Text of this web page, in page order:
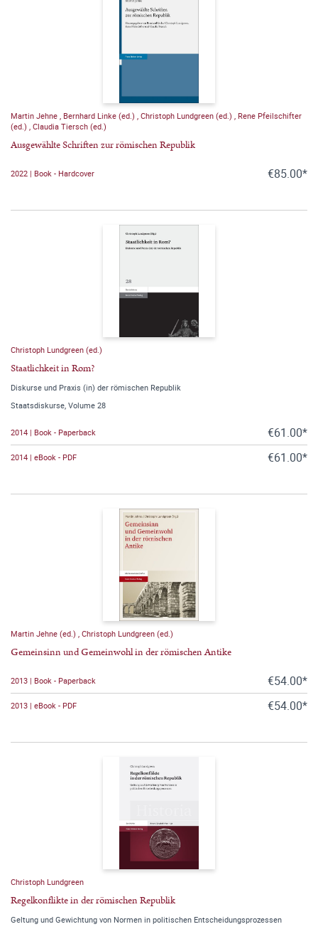
Martin Jehne Bernhard Linke (ed.) Christoph Lundgreen (ed.)
Rene Pfeilschifter
(ed.) Claudia Tiersch (ed.)
Ausgewählte Schriften zur römischen Republik
2022 | Book - Hardcover €85.00*
Christoph Lundgreen (ed.)
Staatlichkeit in Rom?
Diskurse und Praxis (in) der römischen Republik
Staatsdiskurse, Volume 28
2014 | Book - Paperback €61.00*
2014 | eBook - PDF €61.00*
Martin Jehne (ed.) Christoph Lundgreen (ed.)
Gemeinsinn und Gemeinwohl in der römischen Antike
2013 | Book - Paperback €54.00*
2013 | eBook - PDF €54.00*
Christoph Lundgreen
Regelkonflikte in der römischen Republik
Geltung und Gewichtung von Normen in politischen Entscheidungsprozessen